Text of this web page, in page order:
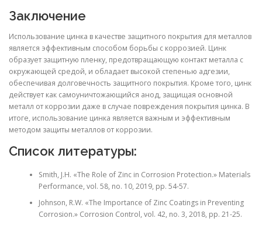
Заключение
Использование цинка в качестве защитного покрытия для металлов
является эффективным способом борьбы с коррозией. Цинк
образует защитную пленку, предотвращающую контакт металла с
окружающей средой, и обладает высокой степенью адгезии,
обеспечивая долговечность защитного покрытия. Кроме того, цинк
действует как самоуничтожающийся анод, защищая основной
металл от коррозии даже в случае повреждения покрытия цинка. В
итоге, использование цинка является важным и эффективным
методом защиты металлов от коррозии.
Список литературы:
Smith, J.H. «The Role of Zinc in Corrosion Protection.» Materials
Performance, vol. 58, no. 10, 2019, pp. 54-57.
Johnson, R.W. «The Importance of Zinc Coatings in Preventing
Corrosion.» Corrosion Control, vol. 42, no. 3, 2018, pp. 21-25.